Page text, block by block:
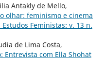
Antakly de Mello,
olhar: feminismo e cinema
Estudos Feministas: v. 13 n.
de Lima Costa,
Entrevista com Ella Shohat